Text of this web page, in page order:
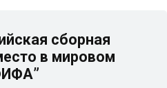
сборная
в мировом